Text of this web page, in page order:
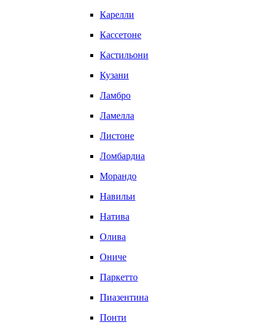
Карелли
Кассетоне
Кастильони
Кузани
Ламбро
Ламелла
Листоне
Ломбардиа
Морандо
Навильи
Натива
Олива
Ониче
Паркетто
Пиазентина
Понти